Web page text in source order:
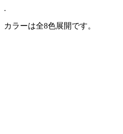
.
カラーは全8色展開です。